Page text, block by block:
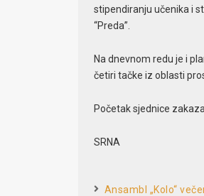
stipendiranju učenika i
“Preda”.
Na dnevnom redu je i
četiri tačke iz oblasti
Početak sjednice
SRNA
Ansambl „Kolo“